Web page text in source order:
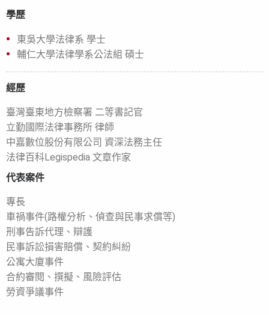
學歷
東吳大學法律系 學士
輔仁大學法律學系公法組 碩士
經歷
臺灣臺東地方檢察署 二等書記官
立勤國際法律事務所 律師
中嘉數位股份有限公司 資深法務主任
法律百科Legispedia 文章作家
代表案件
專長
車禍事件(路權分析、偵查與民事求償等)
刑事告訴代理、辯護
民事訴訟損害賠償、契約糾紛
公寓大廈事件
合約審閱、撰擬、風險評估
勞資爭議事件